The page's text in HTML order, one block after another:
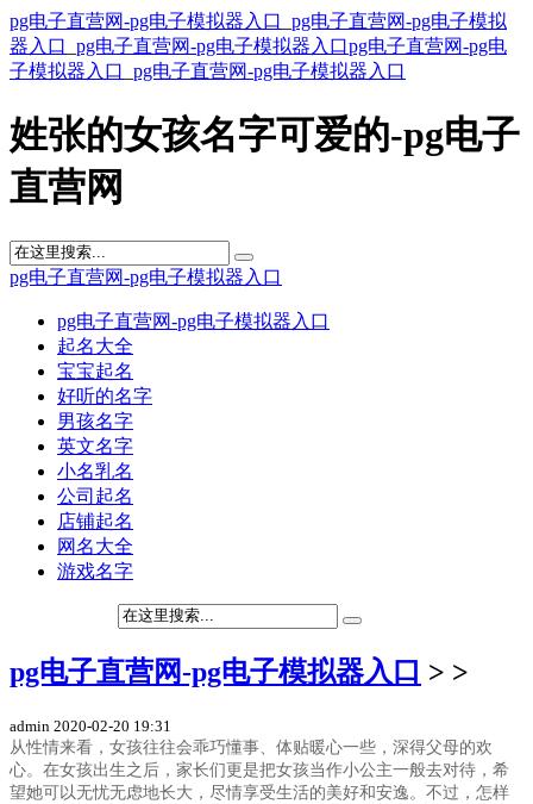
pg电子直营网-pg电子模拟器入口 pg电子直营网-pg电子模拟
器入口 pg电子直营网-pg电子模拟器入口pg电子直营网-pg电
子模拟器入口 pg电子直营网-pg电子模拟器入口
姓张的女孩名字可爱的-pg电子
直营网
pg电子直营网-pg电子模拟器入口
pg电子直营网-pg电子模拟器入口
起名大全
宝宝起名
好听的名字
男孩名字
英文名字
小名乳名
公司起名
店铺起名
网名大全
游戏名字
pg电子直营网-pg电子模拟器入口 > >
admin 2020-02-20 19:31
从性情来看，女孩往往会乖巧懂事、体贴暖心一些，深得父母的欢
心。在女孩出生之后，家长们更是把女孩当作小公主一般去对待，希
望她可以无忧无虑地长大，尽情享受生活的美好和安逸。不过，怎样